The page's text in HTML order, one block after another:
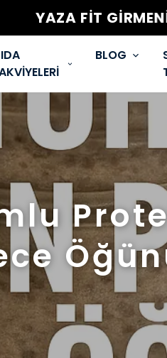
YARDIMCI OLACAK
BLOG